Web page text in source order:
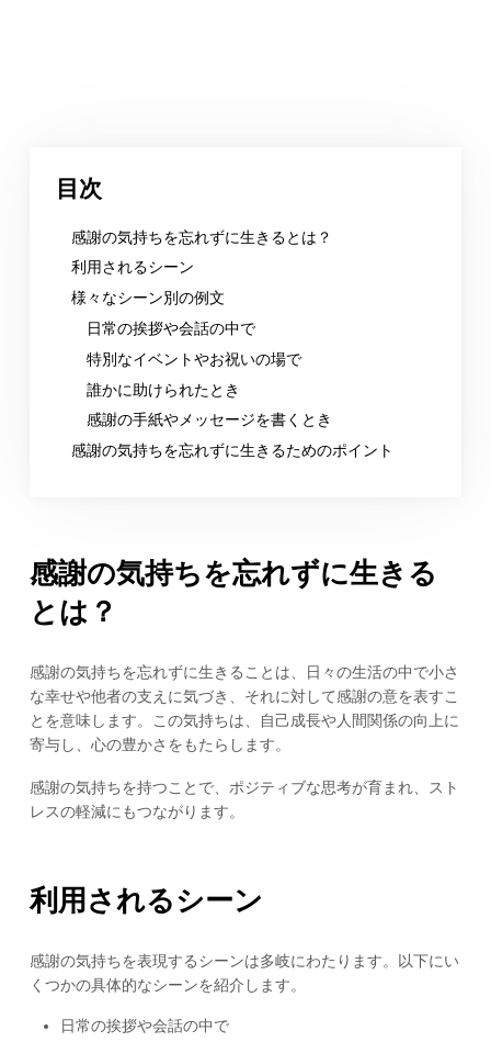
目次
感謝の気持ちを忘れずに生きるとは？
利用されるシーン
様々なシーン別の例文
日常の挨拶や会話の中で
特別なイベントやお祝いの場で
誰かに助けられたとき
感謝の手紙やメッセージを書くとき
感謝の気持ちを忘れずに生きるためのポイント
感謝の気持ちを忘れずに生きる
とは？
感謝の気持ちを忘れずに生きることは、日々の生活の中で小さ
な幸せや他者の支えに気づき、それに対して感謝の意を表すこ
とを意味します。この気持ちは、自己成長や人間関係の向上に
寄与し、心の豊かさをもたらします。
感謝の気持ちを持つことで、ポジティブな思考が育まれ、スト
レスの軽減にもつながります。
利用されるシーン
感謝の気持ちを表現するシーンは多岐にわたります。以下にい
くつかの具体的なシーンを紹介します。
日常の挨拶や会話の中で